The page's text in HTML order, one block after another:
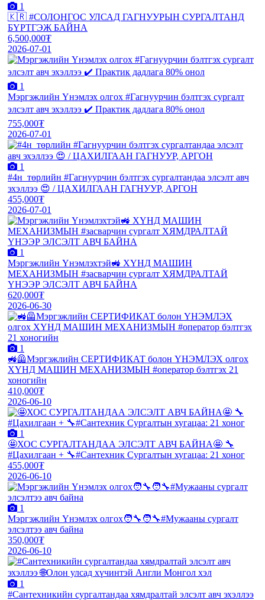
1
🇰🇷 #СОЛОНГОС УЛСАД ГАГНУУРЫН СУРГАЛТАНД
БҮРТГЭЖ БАЙНА
6,500,000₮
2026-07-01
1
Мэргэжлийн Үнэмлэх олгох #Гагнуурчин бэлтгэх сургалт
элсэлт авч эхэллээ ✔️ Практик дадлага 80% онол
755,000₮
2026-07-01
1
#4н_төрлийн #Гагнуурчин бэлтгэх сургалтандаа элсэлт авч
эхэллээ 😍 / ЦАХИЛГААН ГАГНУУР, АРГОН
455,000₮
2026-07-01
1
Мэргэжлийн Үнэмлэхтэй🚜 ХҮНД МАШИН
МЕХАНИЗМЫН #засварчин сургалт ХЯМДРАЛТАЙ
ҮНЭЭР ЭЛСЭЛТ АВЧ БАЙНА
620,000₮
2026-06-30
1
🚜🦺Мэргэжлийн СЕРТИФИКАТ болон ҮНЭМЛЭХ олгох
ХҮНД МАШИН МЕХАНИЗМЫН #оператор бэлтгэх 21
хоногийн
410,000₮
2026-06-10
1
🤩ХОС СУРГАЛТАНДАА ЭЛСЭЛТ АВЧ БАЙНА🤩 🔧
#Цахилгаан + 🔧#Сантехник Сургалтын хугацаа: 21 хоног
455,000₮
2026-06-10
1
Мэргэжлийн Үнэмлэх олгох🧑‍🔧🧑‍🔧#Мужааны сургалт
элсэлтээ авч байна
350,000₮
2026-06-10
1
#Сантехникийн сургалтандаа хямдралтай элсэлт авч эхэллээ